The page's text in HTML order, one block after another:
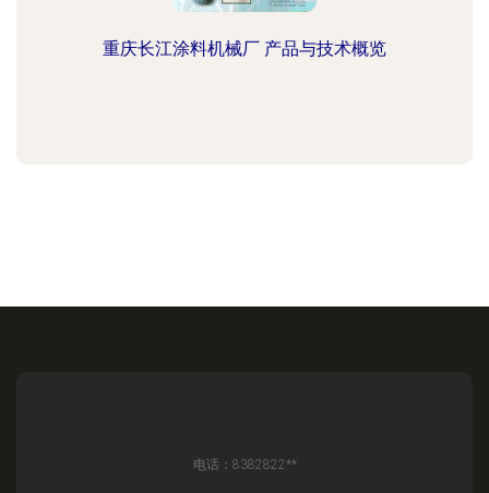
重庆长江涂料机械厂 产品与技术概览
电话：8382822**